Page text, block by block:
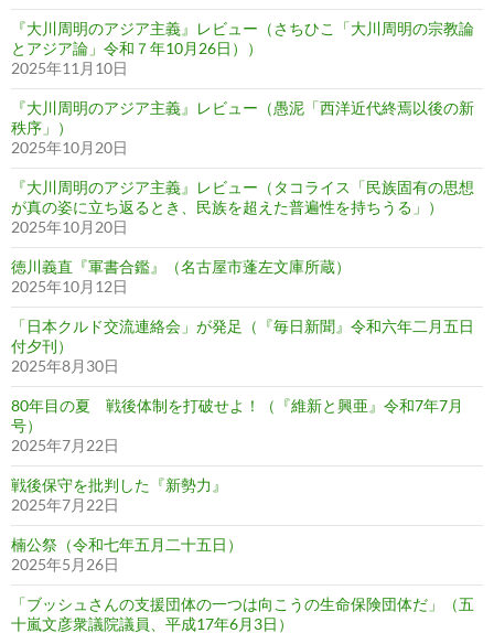
『大川周明のアジア主義』レビュー（さちひこ「大川周明の宗教論
とアジア論」令和７年10月26日））
2025年11月10日
『大川周明のアジア主義』レビュー（愚泥「西洋近代終焉以後の新
秩序」）
2025年10月20日
『大川周明のアジア主義』レビュー（タコライス「民族固有の思想
が真の姿に立ち返るとき、民族を超えた普遍性を持ちうる」）
2025年10月20日
徳川義直『軍書合鑑』（名古屋市蓬左文庫所蔵）
2025年10月12日
「日本クルド交流連絡会」が発足（『毎日新聞』令和六年二月五日
付夕刊）
2025年8月30日
80年目の夏 戦後体制を打破せよ！（『維新と興亜』令和7年7月
号）
2025年7月22日
戦後保守を批判した『新勢力』
2025年7月22日
楠公祭（令和七年五月二十五日）
2025年5月26日
「ブッシュさんの支援団体の一つは向こうの生命保険団体だ」（五
十嵐文彦衆議院議員、平成17年6月3日）